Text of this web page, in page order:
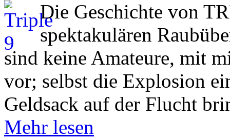
Die Geschichte von
spektakulären
sind keine Amateure, mit
vor; selbst die Explosion
Geldsack auf der Flucht
Mehr lesen